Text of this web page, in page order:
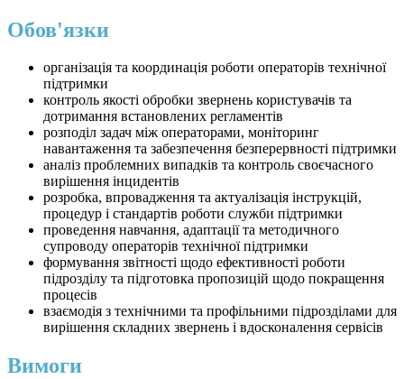
Обов'язки
організація та координація роботи операторів технічної
підтримки
контроль якості обробки звернень користувачів та
дотримання встановлених регламентів
розподіл задач між операторами, моніторинг
навантаження та забезпечення безперервності підтримки
аналіз проблемних випадків та контроль своєчасного
вирішення інцидентів
розробка, впровадження та актуалізація інструкцій,
процедур і стандартів роботи служби підтримки
проведення навчання, адаптації та методичного
супроводу операторів технічної підтримки
формування звітності щодо ефективності роботи
підрозділу та підготовка пропозицій щодо покращення
процесів
взаємодія з технічними та профільними підрозділами для
вирішення складних звернень і вдосконалення сервісів
Вимоги